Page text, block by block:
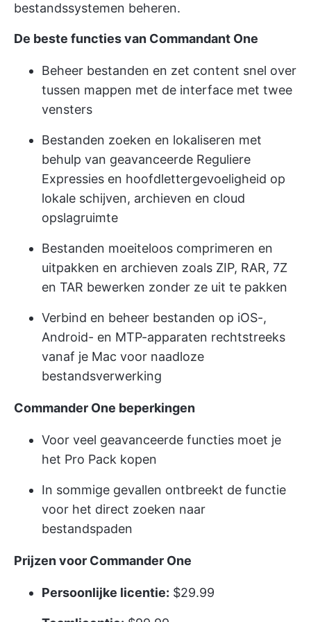
bestandssystemen beheren.
De beste functies van Commandant One
Beheer bestanden en zet content snel over
tussen mappen met de interface met twee
vensters
Bestanden zoeken en lokaliseren met
behulp van geavanceerde Reguliere
Expressies en hoofdlettergevoeligheid op
lokale schijven, archieven en cloud
opslagruimte
Bestanden moeiteloos comprimeren en
uitpakken en archieven zoals ZIP, RAR, 7Z
en TAR bewerken zonder ze uit te pakken
Verbind en beheer bestanden op iOS-,
Android- en MTP-apparaten rechtstreeks
vanaf je Mac voor naadloze
bestandsverwerking
Commander One beperkingen
Voor veel geavanceerde functies moet je
het Pro Pack kopen
In sommige gevallen ontbreekt de functie
voor het direct zoeken naar
bestandspaden
Prijzen voor Commander One
Persoonlijke licentie: $29.99